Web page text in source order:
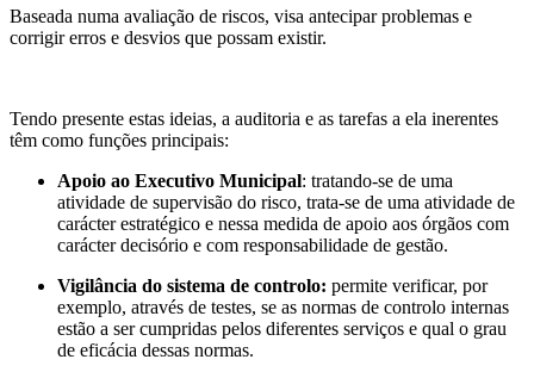
Baseada numa avaliação de riscos, visa antecipar problemas e
corrigir erros e desvios que possam existir.
Tendo presente estas ideias, a auditoria e as tarefas a ela inerentes
têm como funções principais:
Apoio ao Executivo Municipal: tratando-se de uma
atividade de supervisão do risco, trata-se de uma atividade de
carácter estratégico e nessa medida de apoio aos órgãos com
carácter decisório e com responsabilidade de gestão.
Vigilância do sistema de controlo: permite verificar, por
exemplo, através de testes, se as normas de controlo internas
estão a ser cumpridas pelos diferentes serviços e qual o grau
de eficácia dessas normas.